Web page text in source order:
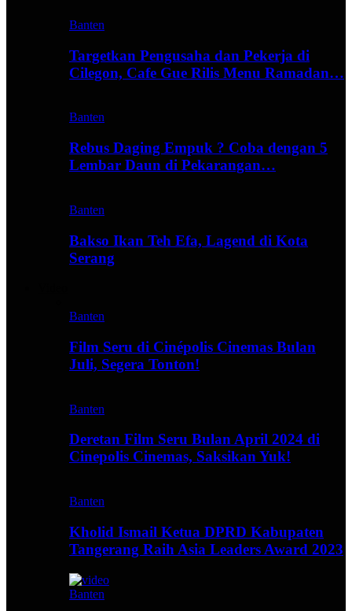
Banten
Targetkan Pengusaha dan Pekerja di
Cilegon, Cafe Gue Rilis Menu Ramadan…
Banten
Rebus Daging Empuk ? Coba dengan 5
Lembar Daun di Pekarangan…
Banten
Bakso Ikan Teh Efa, Lagend di Kota
Serang
Banten
Film Seru di Cinépolis Cinemas Bulan
Juli, Segera Tonton!
Banten
Deretan Film Seru Bulan April 2024 di
Cinepolis Cinemas, Saksikan Yuk!
Banten
Kholid Ismail Ketua DPRD Kabupaten
Tangerang Raih Asia Leaders Award 2023
Banten